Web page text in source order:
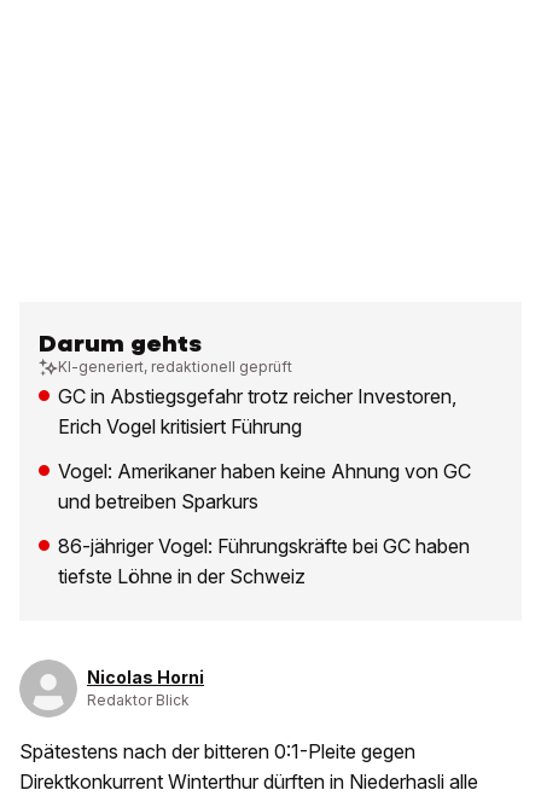
Darum gehts
KI-generiert, redaktionell geprüft
GC in Abstiegsgefahr trotz reicher Investoren,
Erich Vogel kritisiert Führung
Vogel: Amerikaner haben keine Ahnung von GC
und betreiben Sparkurs
86-jähriger Vogel: Führungskräfte bei GC haben
tiefste Löhne in der Schweiz
Nicolas Horni
Redaktor Blick
Spätestens nach der bitteren 0:1-Pleite gegen
Direktkonkurrent Winterthur dürften in Niederhasli alle